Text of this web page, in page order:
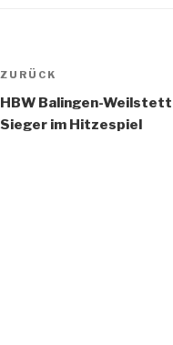
ZURÜCK
HBW Balingen-
Sieger im Hitzespiel